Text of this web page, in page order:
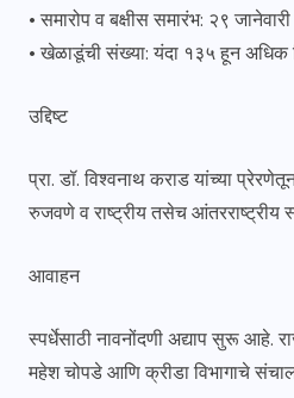
• समारोप व बक्षीस समारंभ: २९
• खेळाडूंची संख्या: यंदा १३५ हून अधिक
उद्दिष्ट
प्रा. डॉ. विश्वनाथ कराड यांच्या
रुजवणे व राष्ट्रीय तसेच
आवाहन
स्पर्धेसाठी नावनोंदणी अद्याप सुरू आहे.
महेश चोपडे आणि क्रीडा विभागाचे